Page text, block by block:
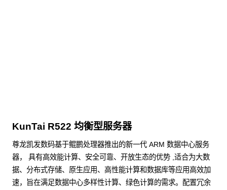
KunTai R522 均衡型服务器
尊龙凯发数码基于鲲鹏处理器推出的新一代 ARM 数据中心服务
器， 具有高效能计算、安全可靠、开放生态的优势 ,适合为大数
据、分布式存储、原生应用、高性能计算和数据库等应用高效加
速，旨在满足数据中心多样性计算、绿色计算的需求。配置冗余